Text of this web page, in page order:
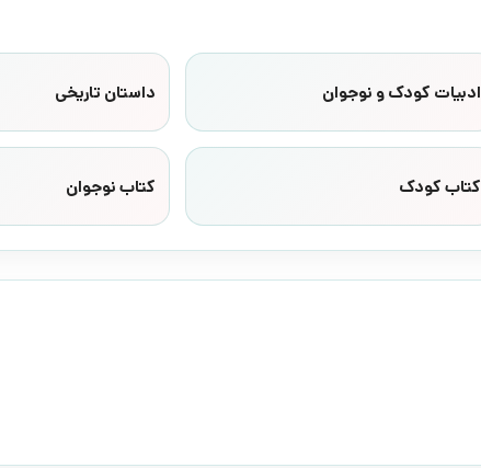
ادبیات کودک و نوجوان داستان تاریخی
کتاب کودک کتاب نوجوان